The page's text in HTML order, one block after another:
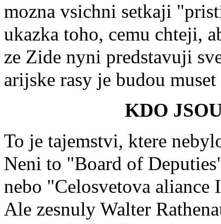
mozna vsichni setkaji
ukazka toho, cemu chteji,
ze Zide nyni predstavuji
arijske rasy je budou
KDO
To je tajemstvi, ktere
Neni to "Board of
nebo "Celosvetova
Ale zesnuly Walter